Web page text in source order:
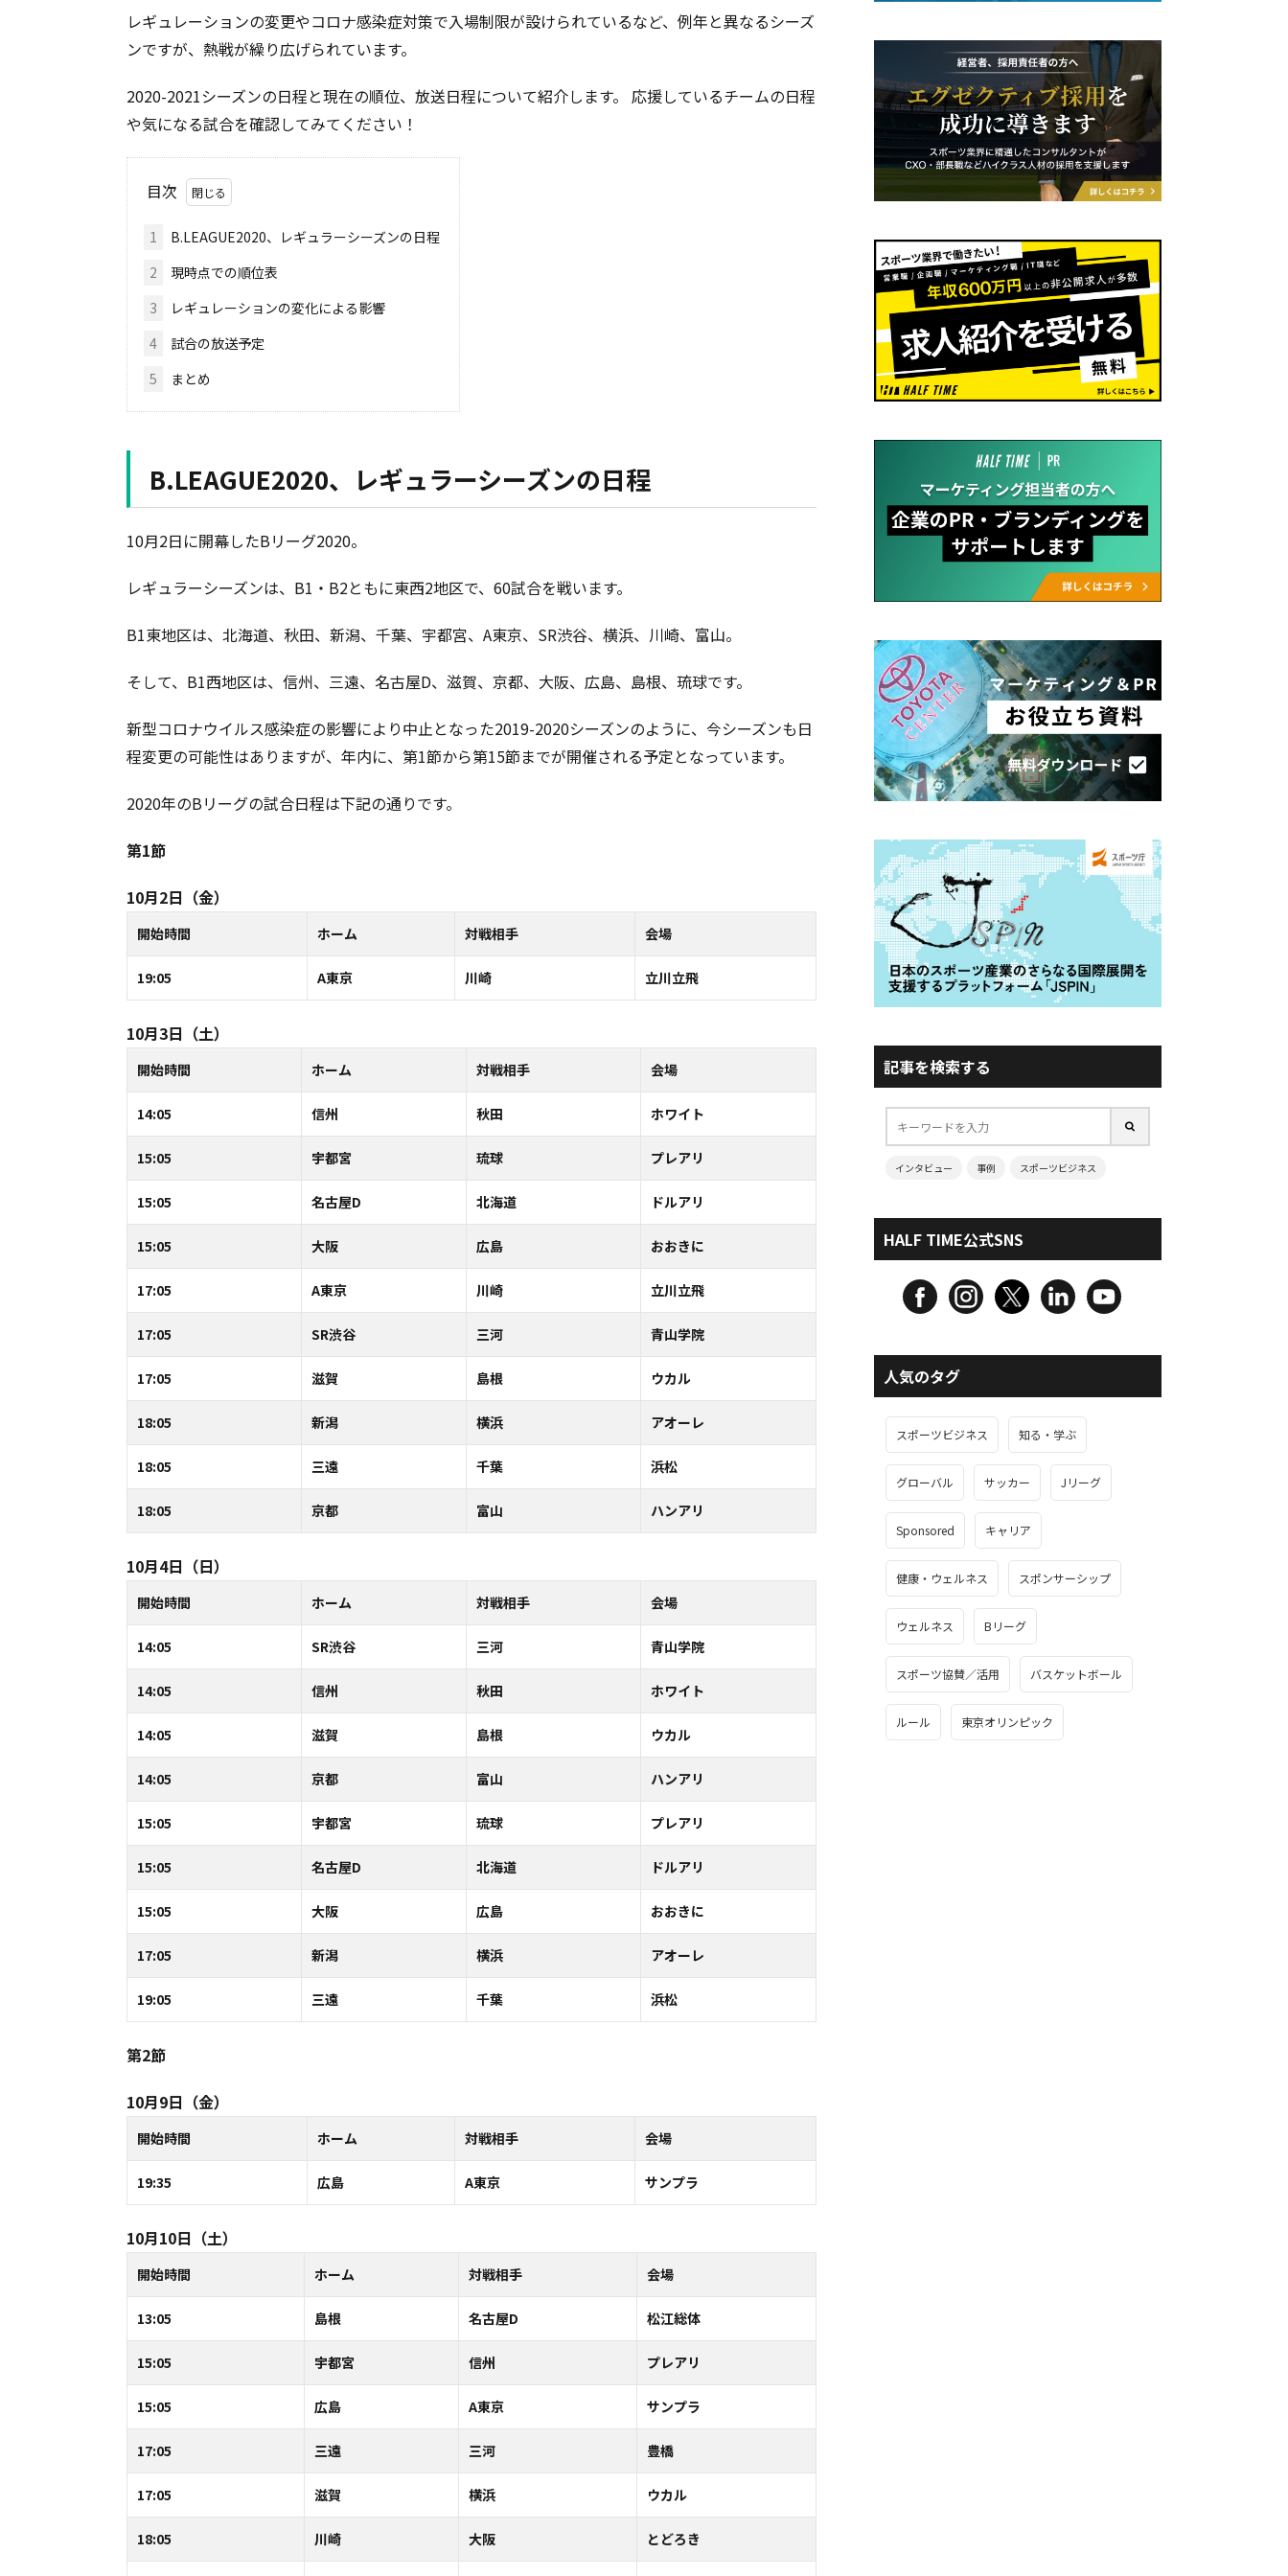
レギュレーションの変更やコロナ感染症対策で入場制限が設けられているなど、例年と異なるシーズ
ンですが、熱戦が繰り広げられています。
2020-2021シーズンの日程と現在の順位、放送日程について紹介します。 応援しているチームの日程
や気になる試合を確認してみてください！
目次
1
B.LEAGUE2020、レギュラーシーズンの日程
2
現時点での順位表
3
レギュレーションの変化による影響
4
試合の放送予定
5
まとめ
B.LEAGUE2020、レギュラーシーズンの日程
10月2日に開幕したBリーグ2020。
レギュラーシーズンは、B1・B2ともに東西2地区で、60試合を戦います。
B1東地区は、北海道、秋田、新潟、千葉、宇都宮、A東京、SR渋谷、横浜、川崎、富山。
そして、B1西地区は、信州、三遠、名古屋D、滋賀、京都、大阪、広島、島根、琉球です。
新型コロナウイルス感染症の影響により中止となった2019-2020シーズンのように、今シーズンも日
程変更の可能性はありますが、年内に、第1節から第15節までが開催される予定となっています。
2020年のBリーグの試合日程は下記の通りです。
第1節
10月2日（金）
開始時間 ホーム 対戦相手 会場
19:05 A東京 川崎 立川立飛
10月3日（土）
開始時間 ホーム 対戦相手 会場
14:05 信州 秋田 ホワイト
15:05 宇都宮 琉球 プレアリ
15:05 名古屋D 北海道 ドルアリ
15:05 大阪 広島 おおきに
17:05 A東京 川崎 立川立飛
17:05 SR渋谷 三河 青山学院
17:05 滋賀 島根 ウカル
18:05 新潟 横浜 アオーレ
18:05 三遠 千葉 浜松
18:05 京都 富山 ハンアリ
10月4日（日）
開始時間 ホーム 対戦相手 会場
14:05 SR渋谷 三河 青山学院
14:05 信州 秋田 ホワイト
14:05 滋賀 島根 ウカル
14:05 京都 富山 ハンアリ
15:05 宇都宮 琉球 プレアリ
15:05 名古屋D 北海道 ドルアリ
15:05 大阪 広島 おおきに
17:05 新潟 横浜 アオーレ
19:05 三遠 千葉 浜松
第2節
10月9日（金）
開始時間 ホーム 対戦相手 会場
19:35 広島 A東京 サンプラ
10月10日（土）
開始時間 ホーム 対戦相手 会場
13:05 島根 名古屋D 松江総体
15:05 宇都宮 信州 プレアリ
15:05 広島 A東京 サンプラ
17:05 三遠 三河 豊橋
17:05 滋賀 横浜 ウカル
18:05 川崎 大阪 とどろき
記事を検索する
インタビュー 事例 スポーツビジネス
HALF TIME公式SNS
人気のタグ
スポーツビジネス 知る・学ぶ
グローバル サッカー Jリーグ
Sponsored キャリア
健康・ウェルネス スポンサーシップ
ウェルネス Bリーグ
スポーツ協賛／活用 バスケットボール
ルール 東京オリンピック